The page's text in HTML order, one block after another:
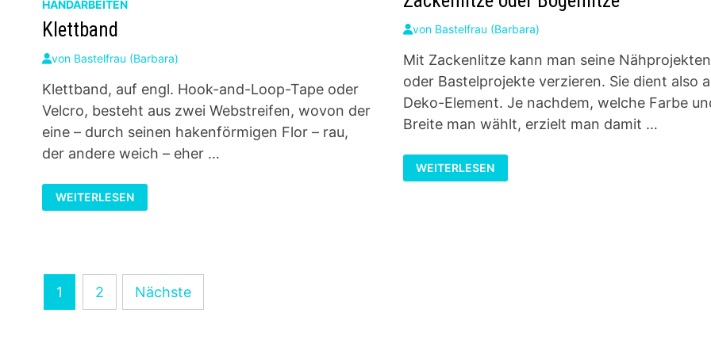
HANDARBEITEN
Klettband
von Bastelfrau (Barbara)
Klettband, auf engl. Hook-and-Loop-Tape oder
Velcro, besteht aus zwei Webstreifen, wovon der
eine – durch seinen hakenförmigen Flor – rau,
der andere weich – eher …
KLETTBAND
WEITERLESEN
von Bastelfrau (Barbara)
Mit Zackenlitze kann man seine Nähprojekten
oder Bastelprojekte verzieren. Sie dient also
Deko-Element. Je nachdem, welche Farbe
Breite man wählt, erzielt man damit …
ZACKENLITZE
ODER
BOGENLITZE
WEITERLESEN
Seitennummerierung
der
1 2 Nächste